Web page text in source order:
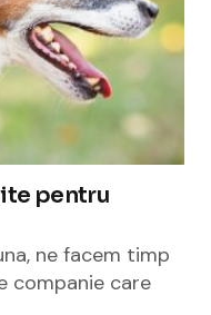
pentru
ne facem timp
companie care